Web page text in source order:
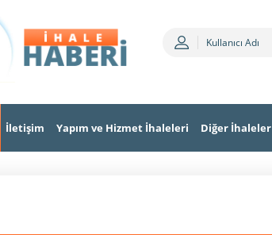
İletişim Yapım ve Hizmet İhaleleri Diğer İhaleler